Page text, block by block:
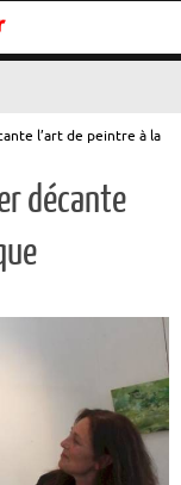
l’art de peintre à la
décante